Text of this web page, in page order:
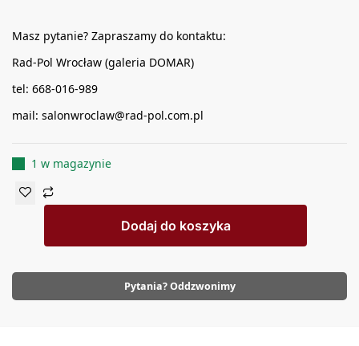
Masz pytanie? Zapraszamy do kontaktu:
Rad-Pol Wrocław (galeria DOMAR)
tel: 668-016-989
mail: salonwroclaw@rad-pol.com.pl
1 w magazynie
Dodaj do koszyka
Pytania? Oddzwonimy